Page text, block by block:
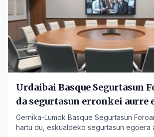
Urdaibai Basque Segurtasun
da segurtasun erronkei aurre
Gernika-Lumok Basque Segurtasun
hartu du, eskualdeko segurtasun egoera